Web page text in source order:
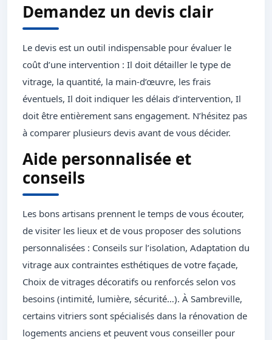
Demandez un devis clair
Le devis est un outil indispensable pour évaluer le
coût d’une intervention : Il doit détailler le type de
vitrage, la quantité, la main-d’œuvre, les frais
éventuels, Il doit indiquer les délais d’intervention, Il
doit être entièrement sans engagement. N’hésitez pas
à comparer plusieurs devis avant de vous décider.
Aide personnalisée et
conseils
Les bons artisans prennent le temps de vous écouter,
de visiter les lieux et de vous proposer des solutions
personnalisées : Conseils sur l’isolation, Adaptation du
vitrage aux contraintes esthétiques de votre façade,
Choix de vitrages décoratifs ou renforcés selon vos
besoins (intimité, lumière, sécurité…). À Sambreville,
certains vitriers sont spécialisés dans la rénovation de
logements anciens et peuvent vous conseiller pour